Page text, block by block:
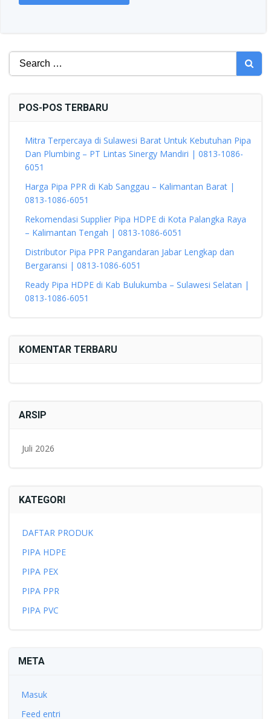
Search
for:
POS-POS TERBARU
Mitra Terpercaya di Sulawesi Barat Untuk Kebutuhan Pipa
Dan Plumbing – PT Lintas Sinergy Mandiri | 0813-1086-
6051
Harga Pipa PPR di Kab Sanggau – Kalimantan Barat |
0813-1086-6051
Rekomendasi Supplier Pipa HDPE di Kota Palangka Raya
– Kalimantan Tengah | 0813-1086-6051
Distributor Pipa PPR Pangandaran Jabar Lengkap dan
Bergaransi | 0813-1086-6051
Ready Pipa HDPE di Kab Bulukumba – Sulawesi Selatan |
0813-1086-6051
KOMENTAR TERBARU
ARSIP
Juli 2026
KATEGORI
DAFTAR PRODUK
PIPA HDPE
PIPA PEX
PIPA PPR
PIPA PVC
META
Masuk
Feed entri